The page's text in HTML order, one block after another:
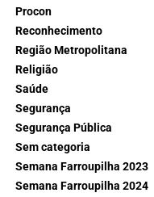
Procon
Reconhecimento
Região Metropolitana
Religião
Saúde
Segurança
Segurança Pública
Sem categoria
Semana Farroupilha 2023
Semana Farroupilha 2024